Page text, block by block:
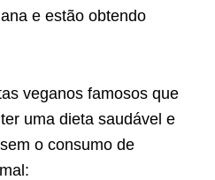
e estão obtendo
veganos famosos que
uma dieta saudável e
o consumo de